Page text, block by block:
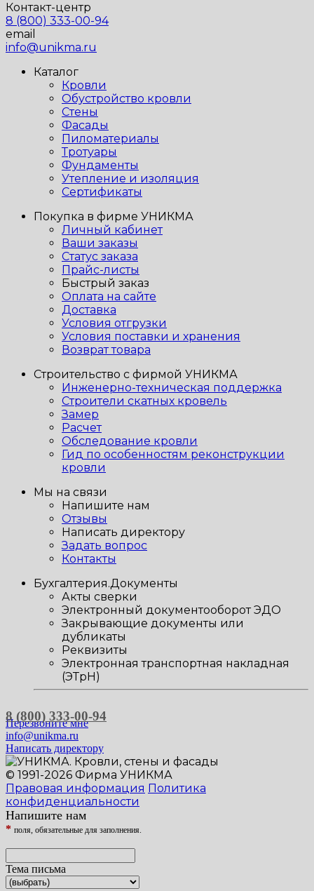
Контакт-центр
8 (800) 333-00-94
email
info@unikma.ru
Каталог
Кровли
Обустройство кровли
Стены
Фасады
Пиломатериалы
Тротуары
Фундаменты
Утепление и изоляция
Сертификаты
Покупка в фирме УНИКМА
Личный кабинет
Ваши заказы
Статус заказа
Прайс-листы
Быстрый заказ
Оплата на сайте
Доставка
Условия отгрузки
Условия поставки и хранения
Возврат товара
Строительство с фирмой УНИКМА
Инженерно-техническая поддержка
Строители скатных кровель
Замер
Расчет
Обследование кровли
Гид по особенностям реконструкции
кровли
Мы на связи
Напишите нам
Отзывы
Написать директору
Задать вопрос
Контакты
Бухгалтерия.Документы
Акты сверки
Электронный документооборот ЭДО
Закрывающие документы или
дубликаты
Реквизиты
Электронная транспортная накладная
(ЭТрН)
8 (800) 333-00-94
Перезвоните мне
info@unikma.ru
Написать директору
© 1991-2026 Фирма УНИКМА
Правовая информация Политика
конфиденциальности
Напишите нам
* поля, обязательные для заполнения.
Тема письма